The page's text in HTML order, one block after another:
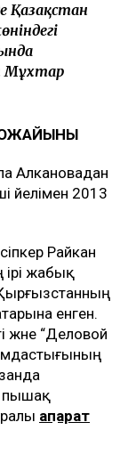
Қазақстан
Мұхтар
Алкановадан
әйелімен 2013
Райкан
ірі жабық
енген.
және “Деловой
пышақ
ақпарат